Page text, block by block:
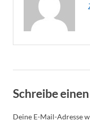
Schreibe
Deine E-Mail-Adresse